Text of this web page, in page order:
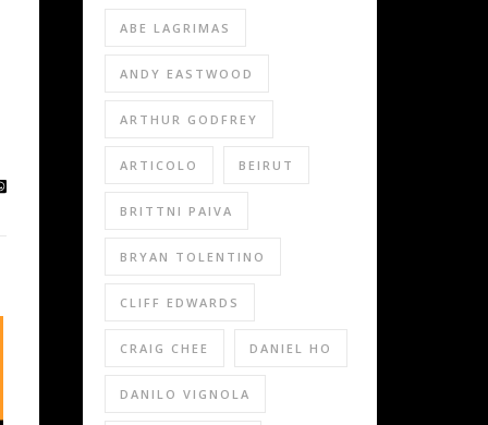
ABE LAGRIMAS
ANDY EASTWOOD
ARTHUR GODFREY
ARTICOLO BEIRUT
BRITTNI PAIVA
BRYAN TOLENTINO
CLIFF EDWARDS
CRAIG CHEE DANIEL HO
DANILO VIGNOLA